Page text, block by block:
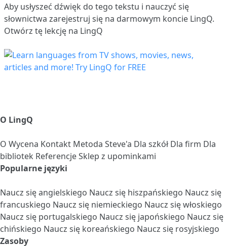
Aby usłyszeć dźwięk do tego tekstu i nauczyć się
słownictwa zarejestruj się na darmowym koncie LingQ.
Otwórz tę lekcję na LingQ
O LingQ
O Wycena Kontakt Metoda Steve'a Dla szkół Dla firm Dla
bibliotek ReferencjeSklep z upominkami
Popularne języki
Naucz się angielskiego Naucz się hiszpańskiego Naucz się
francuskiego Naucz się niemieckiego Naucz się włoskiego
Naucz się portugalskiego Naucz się japońskiego Naucz się
chińskiego Naucz się koreańskiego Naucz się rosyjskiego
Zasoby